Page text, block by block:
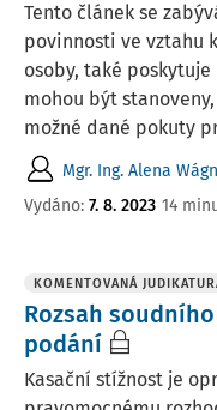
Tento článek se
povinnosti ve vztahu
osoby, také
mohou být
možné dané pokuty
Mgr. Ing. Alena
Vydáno: 7. 8. 2023 14
KOMENTOVANÁ
Rozsah
podání
Kasační stížnost je